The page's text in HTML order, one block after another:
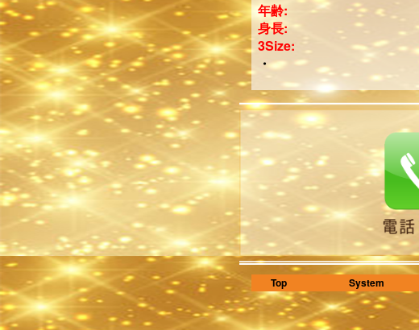
年齢:
身長:
3Size:
・
Top System